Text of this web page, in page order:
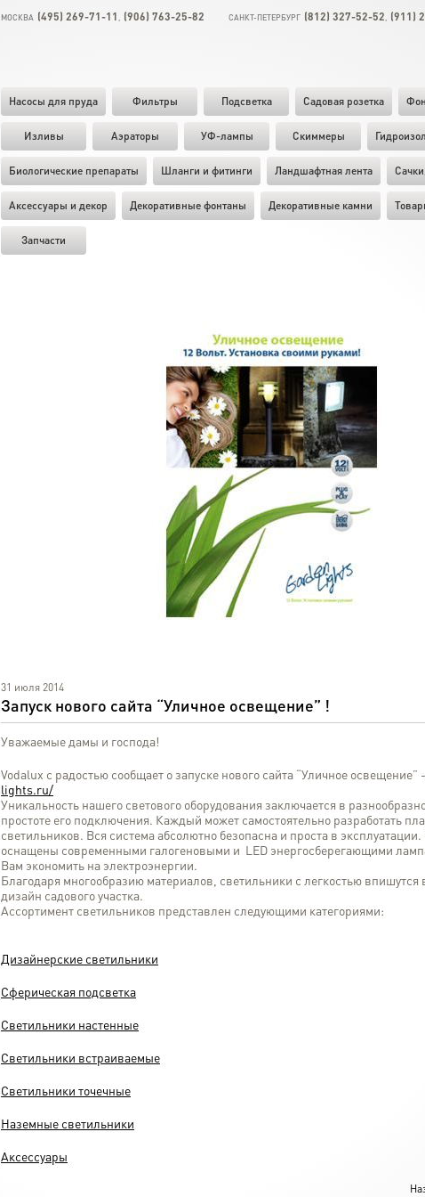
МОСКВА (495) 269-71-11 (906) 763-25-82 САНКТ-ПЕТЕРБУРГ (812) 327-52-52 (911)
Насосы для пруда Фильтры Подсветка Садовая розетка
Изливы Аэраторы УФ-лампы Скиммеры
Биологические препараты Шланги и фитинги Ландшафтная лента
Аксессуары и декор Декоративные фонтаны Декоративные камни
Запчасти
31 июля 2014
Запуск нового сайта “Уличное освещение” !
Уважаемые дамы и господа!
Vodalux с радостью сообщает о запуске нового сайта “Уличное освещение” -
lights.ru/
Уникальность нашего светового оборудования заключается в
простоте его подключения. Каждый может самостоятельно разработать
светильников. Вся система абсолютно безопасна и проста в
оснащены современными галогеновыми и LED энергосберегающими
Вам экономить на электроэнергии.
Благодаря многообразию материалов, светильники с легкостью
дизайн садового участка.
Ассортимент светильников представлен следующими категориями:
Дизайнерские светильники
Сферическая подсветка
Светильники настенные
Светильники встраиваемые
Светильники точечные
Наземные светильники
Аксессуары